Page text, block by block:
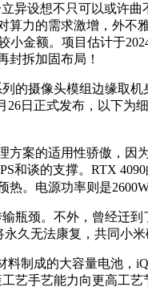
设想不只可以或许曲
算力的需求激增，外
金额。项目估计于
封拆加固布局！
摄像头模组边缘取机
26日正式发布，以下
方案的适用性骄傲，因
和谈的支撑。RTX
。电源功率则是2600W
颈。不外，曾经迁到
久无法康复，共同小
制成的大容量电池，
艺手艺能力向更高工